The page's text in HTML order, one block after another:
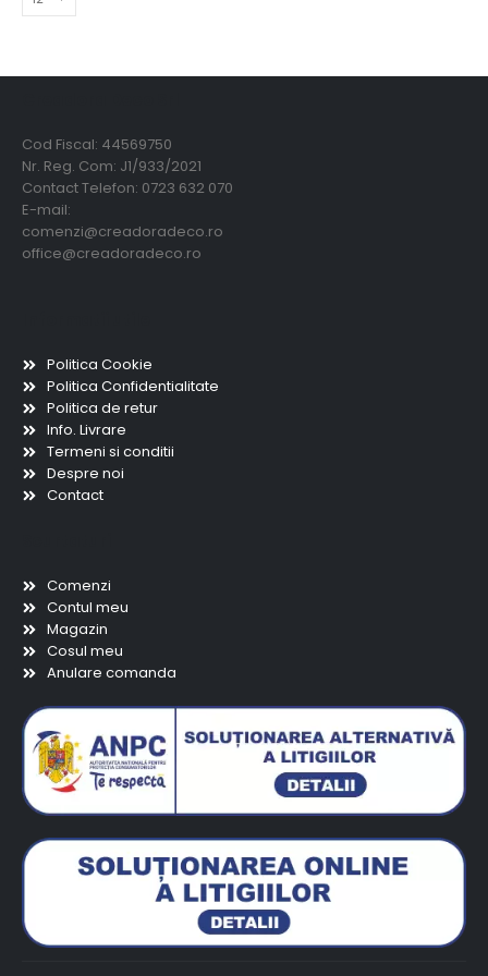
Cod Fiscal: 44569750
Nr. Reg. Com: J1/933/2021
Contact Telefon: 0723 632 070
E-mail:
comenzi@creadoradeco.ro
office@creadoradeco.ro
Politica Cookie
Politica Confidentialitate
Politica de retur
Info. Livrare
Termeni si conditii
Despre noi
Contact
Comenzi
Contul meu
Magazin
Cosul meu
Anulare comanda